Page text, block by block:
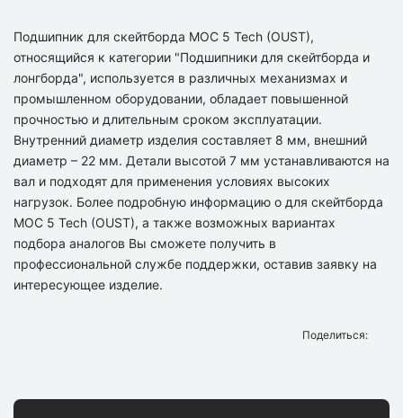
Подшипник для скейтборда MOC 5 Tech (OUST),
относящийся к категории "Подшипники для скейтборда и
лонгборда", используется в различных механизмах и
промышленном оборудовании, обладает повышенной
прочностью и длительным сроком эксплуатации.
Внутренний диаметр изделия составляет 8 мм, внешний
диаметр – 22 мм. Детали высотой 7 мм устанавливаются на
вал и подходят для применения условиях высоких
нагрузок. Более подробную информацию о для скейтборда
MOC 5 Tech (OUST), а также возможных вариантах
подбора аналогов Вы сможете получить в
профессиональной службе поддержки, оставив заявку на
интересующее изделие.
Поделиться: